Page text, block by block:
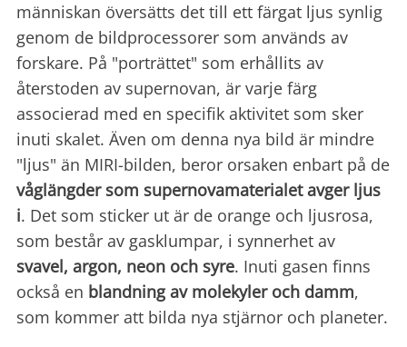
människan översätts det till ett färgat ljus synlig
genom de bildprocessorer som används av
forskare. På "porträttet" som erhållits av
återstoden av supernovan, är varje färg
associerad med en specifik aktivitet som sker
inuti skalet. Även om denna nya bild är mindre
"ljus" än MIRI-bilden, beror orsaken enbart på de
våglängder som supernovamaterialet avger ljus
i. Det som sticker ut är de orange och ljusrosa,
som består av gasklumpar, i synnerhet av
svavel, argon, neon och syre. Inuti gasen finns
också en blandning av molekyler och damm,
som kommer att bilda nya stjärnor och planeter.